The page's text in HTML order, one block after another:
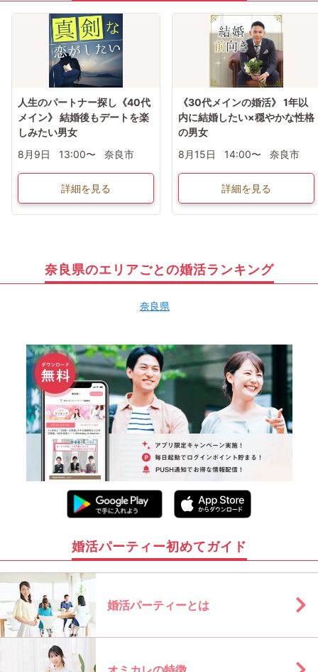
人生のパートナー探し《40代
メイン》 結婚後もデートを楽
しみたい男女
8月9日
13:00〜 奈良市
詳細を見る
《30代メインの婚活》 1年以
内に結婚したい×穏やかな性格
の男女
8月15日
14:00〜 奈良市
詳細を見る
奈良県のエリアごとの婚活ランキング
奈良県
婚活パーティー初めてガイド
婚活パーティーとは